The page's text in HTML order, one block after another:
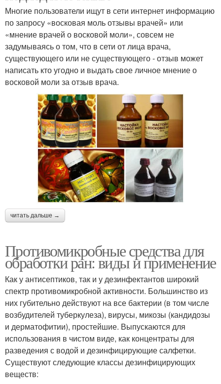
Многие пользователи ищут в сети интернет информацию
по запросу «восковая моль отзывы врачей» или
«мнение врачей о восковой моли», совсем не
задумываясь о том, что в сети от лица врача,
существующего или не существующего - отзыв может
написать кто угодно и выдать свое личное мнение о
восковой моли за отзыв врача.
читать дальше →
Противомикробные средства для
обработки ран: виды и применение
Как у антисептиков, так и у дезинфектантов широкий
спектр противомикробной активности. Большинство из
них губительно действуют на все бактерии (в том числе
возбудителей туберкулеза), вирусы, микозы (кандидозы
и дерматофитии), простейшие. Выпускаются для
использования в чистом виде, как концентраты для
разведения с водой и дезинфицирующие салфетки.
Существуют следующие классы дезинфицирующих
веществ: